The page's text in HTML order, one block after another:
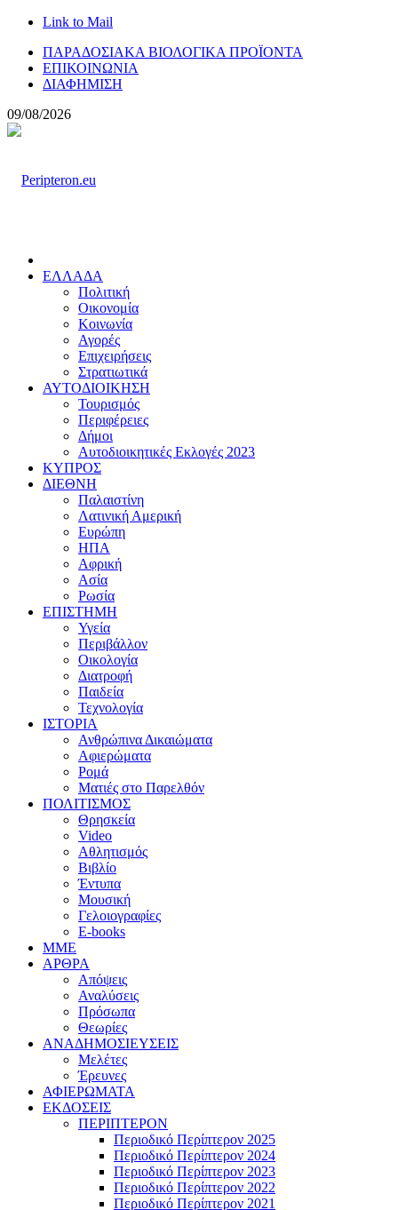
Link to Mail
ΠΑΡΑΔΟΣΙΑΚΑ ΒΙΟΛΟΓΙΚΑ ΠΡΟΪΟΝΤΑ
ΕΠΙΚΟΙΝΩΝΙΑ
ΔΙΑΦΗΜΙΣΗ
09/08/2026
ΕΛΛΑΔΑ
Πολιτική
Οικονομία
Κοινωνία
Αγορές
Επιχειρήσεις
Στρατιωτικά
ΑΥΤΟΔΙΟΙΚΗΣΗ
Τουρισμός
Περιφέρειες
Δήμοι
Αυτοδιοικητικές Εκλογές 2023
ΚΥΠΡΟΣ
ΔΙΕΘΝΗ
Παλαιστίνη
Λατινική Αμερική
Ευρώπη
ΗΠΑ
Αφρική
Ασία
Ρωσία
ΕΠΙΣΤΗΜΗ
Υγεία
Περιβάλλον
Οικολογία
Διατροφή
Παιδεία
Τεχνολογία
ΙΣΤΟΡΙΑ
Ανθρώπινα Δικαιώματα
Αφιερώματα
Ρομά
Ματιές στο Παρελθόν
ΠΟΛΙΤΙΣΜΟΣ
Θρησκεία
Video
Αθλητισμός
Βιβλίο
Έντυπα
Μουσική
Γελοιογραφίες
E-books
MME
ΑΡΘΡΑ
Απόψεις
Αναλύσεις
Πρόσωπα
Θεωρίες
ΑΝΑΔΗΜΟΣΙΕΥΣΕΙΣ
Μελέτες
Έρευνες
ΑΦΙΕΡΩΜΑΤΑ
ΕΚΔΟΣΕΙΣ
ΠΕΡΙΠΤΕΡΟΝ
Περιοδικό Περίπτερον 2025
Περιοδικό Περίπτερον 2024
Περιοδικό Περίπτερον 2023
Περιοδικό Περίπτερον 2022
Περιοδικό Περίπτερον 2021